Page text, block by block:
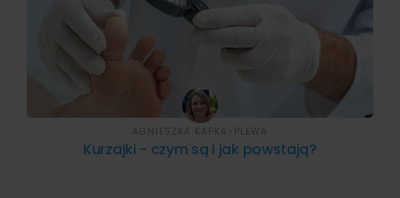
Kurzajki - czym są i jak powstają?
AGNIESZKA KAPKA-PLEWA